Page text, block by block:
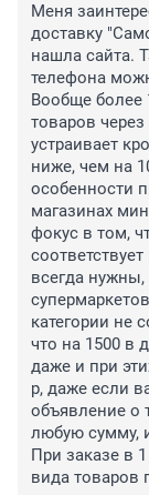
Меня
доставку
нашла сайта.
телефона
Вообще более
товаров
устраивает
ниже, чем на
особенности
магазинах
фокус в том,
всегда
категории не
что на 1500 в
даже и при
р, даже если
объявление о
любую сумму,
При заказе в
вида товаров